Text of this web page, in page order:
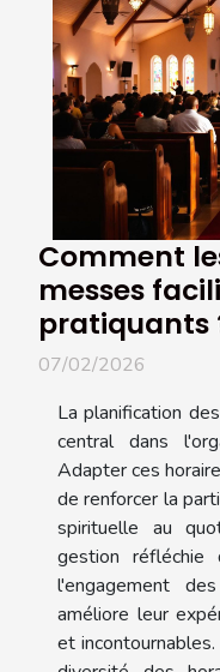
Comment
messes
pratiquants
07/02/2026
La planification
central dans
Adapter ces
de renforcer la
spirituelle au
gestion réfléchie
l'engagement
améliore leur
et